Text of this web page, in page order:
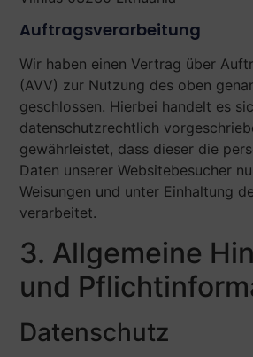
Auftragsverarbeitung
Wir haben einen Vertrag über
(AVV) zur Nutzung des oben
geschlossen. Hierbei handelt es
datenschutzrechtlich
gewährleistet, dass dieser die
Daten unserer Websitebesucher
Weisungen und unter Einhaltung
verarbeitet.
3. Allgemeine
und
Datenschutz